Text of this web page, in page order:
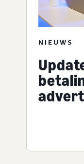
NIEUWS